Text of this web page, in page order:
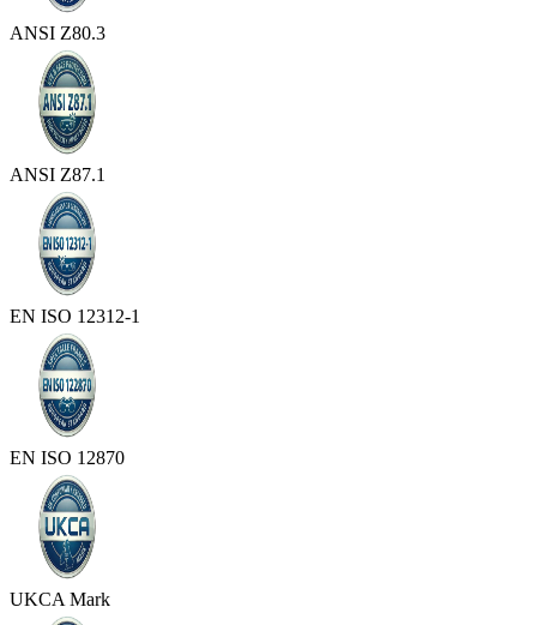
ANSI Z80.3
ANSI Z87.1
EN ISO 12312-1
EN ISO 12870
UKCA Mark